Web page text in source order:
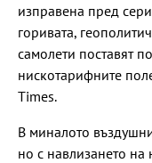
изправена пред
горивата,
самолети поставят
нискотарифните
Times.
В миналото
но с навлизането